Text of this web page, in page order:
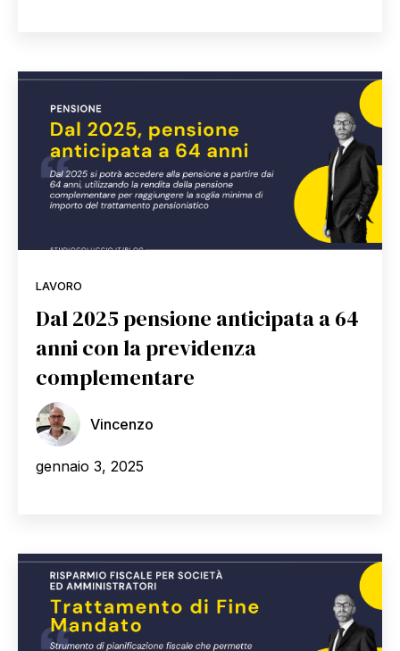
LAVORO
Dal 2025 pensione anticipata a 64
anni con la previdenza
complementare
Vincenzo
gennaio 3, 2025